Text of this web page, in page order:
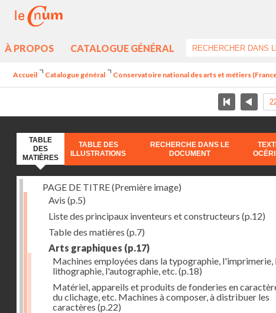
À PROPOS CATALOGUE GÉNÉRAL
Accueil Catalogue général Conservatoire national des arts et métiers
TABLE
DES
MATIÈRES
TABLE DES
ILLUSTRATIONS
RECHERCHE DANS LE
DOCUMENT
PAGE DE TITRE (Première image)
Avis (p.5)
Liste des principaux inventeurs et constructeurs (p.12)
Table des matières (p.7)
Arts graphiques (p.17)
Machines employées dans la typographie, l'imprimerie,
lithographie, l'autographie, etc.(p.18)
Matériel, appareils et produits de fonderies en
du clichage, etc. Machines à composer, à distribuer les
caractères (p.22)